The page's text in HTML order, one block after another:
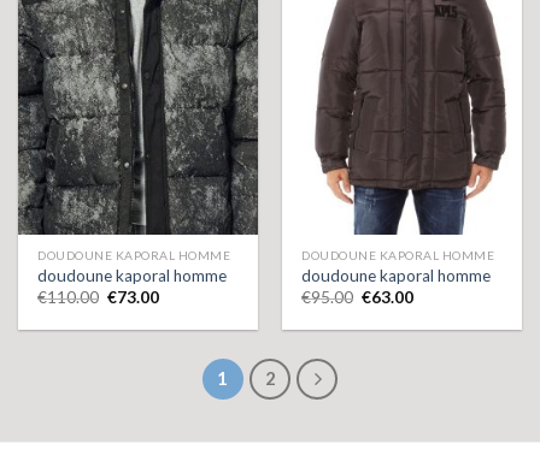
DOUDOUNE KAPORAL HOMME
doudoune kaporal homme
€110.00 €73.00
DOUDOUNE KAPORAL HOMME
doudoune kaporal homme
€95.00 €63.00
1 2